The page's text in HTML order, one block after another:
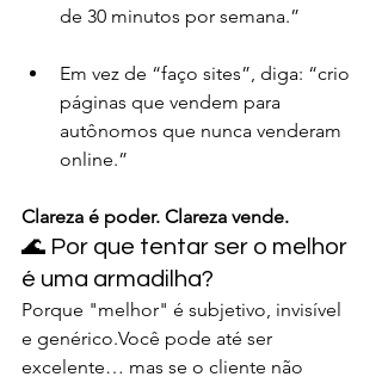
de 30 minutos por semana.”
Em vez de “faço sites”, diga: “crio
páginas que vendem para
autônomos que nunca venderam
online.”
Clareza é poder. Clareza vende.
🌊 Por que tentar ser o melhor
é uma armadilha?
Porque "melhor" é subjetivo, invisível
e genérico.Você pode até ser
excelente… mas se o cliente não